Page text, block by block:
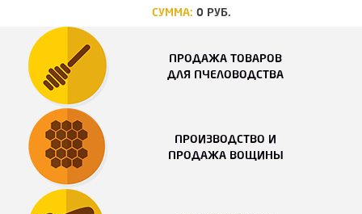
СУММА: 0 РУБ.
ПРОДАЖА ТОВАРОВ
ДЛЯ ПЧЕЛОВОДСТВА
ПРОИЗВОДСТВО И
ПРОДАЖА ВОЩИНЫ